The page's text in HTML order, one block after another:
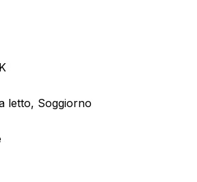
letto, Soggiorno